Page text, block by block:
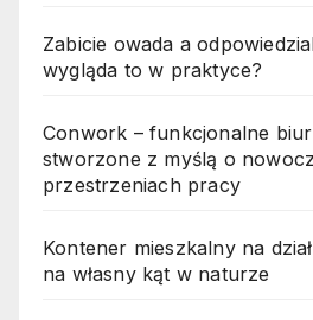
Zabicie owada a
wygląda to w praktyce?
Conwork – funkcjonalne
stworzone z myślą o
przestrzeniach pracy
Kontener mieszkalny na
na własny kąt w naturze